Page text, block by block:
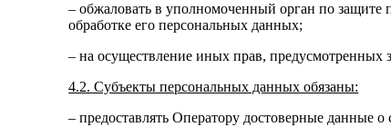
– обжаловать в уполномоченный орган по защите
обработке его персональных данных;
– на осуществление иных прав, предусмотренных
4.2. Субъекты персональных данных обязаны:
– предоставлять Оператору достоверные данные о